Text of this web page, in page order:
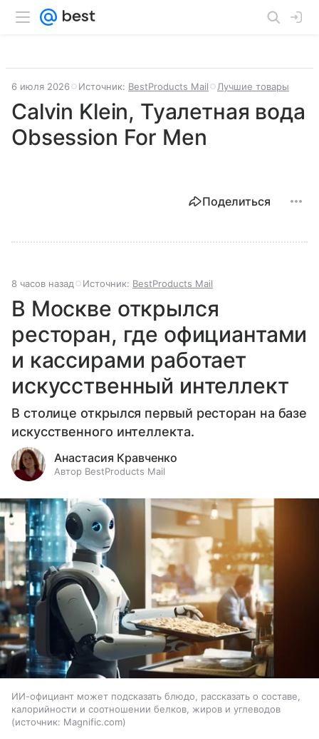
6 июля 2026 Источник: BestProducts Mail Лучшие товары
Calvin Klein, Туалетная вода
Obsession For Men
Поделиться
8 часов назад Источник: BestProducts Mail
В Москве открылся
ресторан, где официантами
и кассирами работает
искусственный интеллект
В столице открылся первый ресторан на базе
искусственного интеллекта.
Анастасия Кравченко
Автор BestProducts Mail
ИИ-официант может подсказать блюдо, рассказать о составе,
калорийности и соотношении белков, жиров и углеводов
источник: Magnific.com